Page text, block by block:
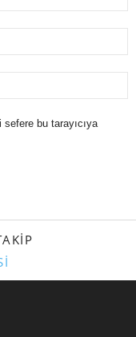
bu tarayıcıya